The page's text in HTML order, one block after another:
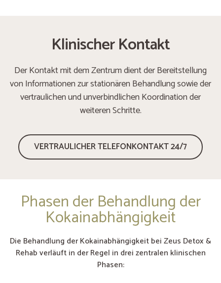
Klinischer Kontakt
Der Kontakt mit dem Zentrum dient der Bereitstellung
von Informationen zur stationären Behandlung sowie der
vertraulichen und unverbindlichen Koordination der
weiteren Schritte.
VERTRAULICHER TELEFONKONTAKT 24/7
Phasen der Behandlung der
Kokainabhängigkeit
Die Behandlung der Kokainabhängigkeit bei Zeus Detox &
Rehab verläuft in der Regel in drei zentralen klinischen
Phasen: